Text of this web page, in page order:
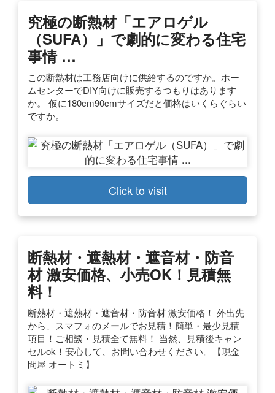
究極の断熱材「エアロゲル
（SUFA）」で劇的に変わる住宅
事情 …
この断熱材は工務店向けに供給するのですか。ホー
ムセンターでDIY向けに販売するつもりはあります
か。 仮に180cm90cmサイズだと価格はいくらぐらい
ですか。
Click to visit
断熱材・遮熱材・遮音材・防音
材 激安価格、小売OK！見積無
料！
断熱材・遮熱材・遮音材・防音材 激安価格！ 外出先
から、スマフォのメールでお見積！簡単・最少見積
項目！ご相談・見積全て無料！ 当然、見積後キャン
セルok！安心して、お問い合わせください。【現金
問屋 オートミ】